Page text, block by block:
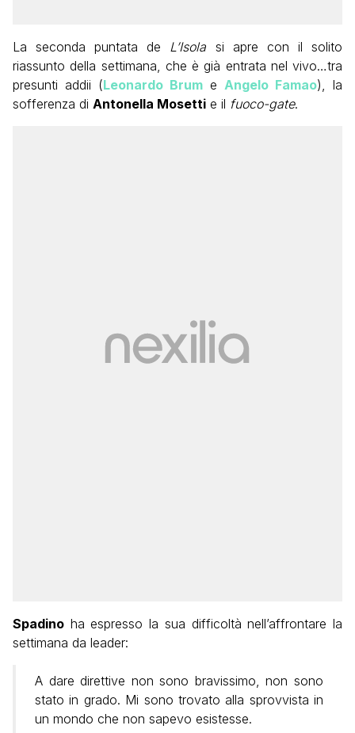
La seconda puntata de L’Isola si apre con il solito
riassunto della settimana, che è già entrata nel vivo…tra
presunti addii (Leonardo Brum e Angelo Famao), la
sofferenza di Antonella Mosetti e il fuoco-gate.
Spadino ha espresso la sua difficoltà nell’affrontare la
settimana da leader:
A dare direttive non sono bravissimo, non sono
stato in grado. Mi sono trovato alla sprovvista in
un mondo che non sapevo esistesse.